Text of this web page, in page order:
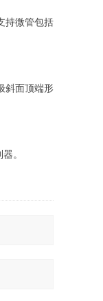
持微管包括
斜面顶端形
。